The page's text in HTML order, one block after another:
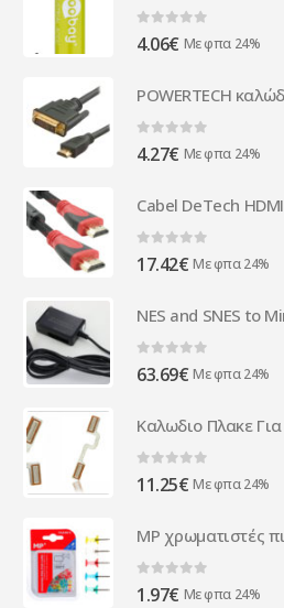
0out of 5
4.06€ Με φπα 24%
0out of 5
4.27€ Με φπα 24%
0 out of 5
17.42€ Με φπα 24%
0out of 5
63.69€ Με φπα 24%
0 out of 5
11.25€ Με φπα 24%
0 out of 5
1.97€ Με φπα 24%